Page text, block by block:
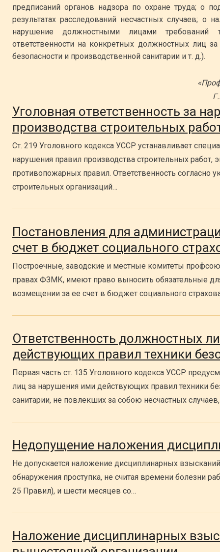
предписаний органов надзора по охране труда; о
результатах расследований несчастных случаев; о
нарушение должностными лицами требований
ответственности на конкретных должностных лиц
безопасности и производственной санитарии и т. д.).
Уголовная ответственность за
производства строительных
Ст. 219 Уголовного кодекса УССР устанавливает
нарушения правил производства строительных работ,
противопожарных правил. Ответственность согласно
строительных организаций…
Постановления для
счет в бюджет социального
Построечные, заводские и местные комитеты
правах ФЗМК, имеют право выносить обязательные
возмещении за ее счет в бюджет социального
Ответственность должностных
действующих правил техники
Первая часть ст. 135 Уголовного кодекса УССР
лиц за нарушения ими действующих правил техники
санитарии, не повлекших за собою несчастных
Недопущение наложения
Не допускается наложение дисциплинарных
обнаружения проступка, не считая времени болезни
25 Правил), и шести месяцев со…
Наложение дисциплинарных